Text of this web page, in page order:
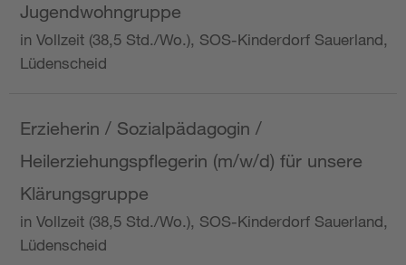
Jugendwohngruppe
in Vollzeit (38,5 Std./Wo.), SOS-Kinderdorf Sauerland,
Lüdenscheid
Erzieherin / Sozialpädagogin /
Heilerziehungspflegerin (m/w/d) für unsere
Klärungsgruppe
in Vollzeit (38,5 Std./Wo.), SOS-Kinderdorf Sauerland,
Lüdenscheid